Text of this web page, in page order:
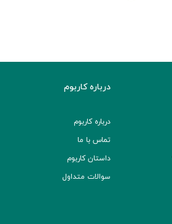
درباره کاربوم
درباره کاربوم
تماس با ما
داستان کاربوم
سوالات متداول